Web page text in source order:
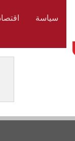
سياسة